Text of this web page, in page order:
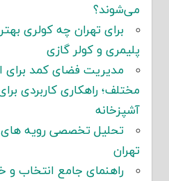
می‌شوند؟
برای تهران چه کولری
پلیمری و کولر گازی
مدیریت فضای کمد برای
مختلف؛ راهکاری کاربردی
آشپزخانه
تحلیل تخصصی رویه
تهران
راهنمای جامع انتخاب